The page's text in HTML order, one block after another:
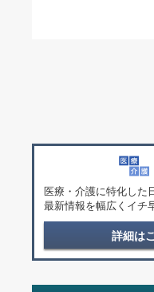
医療・介護に特化した
最新情報を幅広くイチ
詳細は